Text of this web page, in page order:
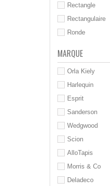
Rectangle
Rectangulaire
Ronde
MARQUE
Orla Kiely
Harlequin
Esprit
Sanderson
Wedgwood
Scion
AlloTapis
Morris & Co
Deladeco